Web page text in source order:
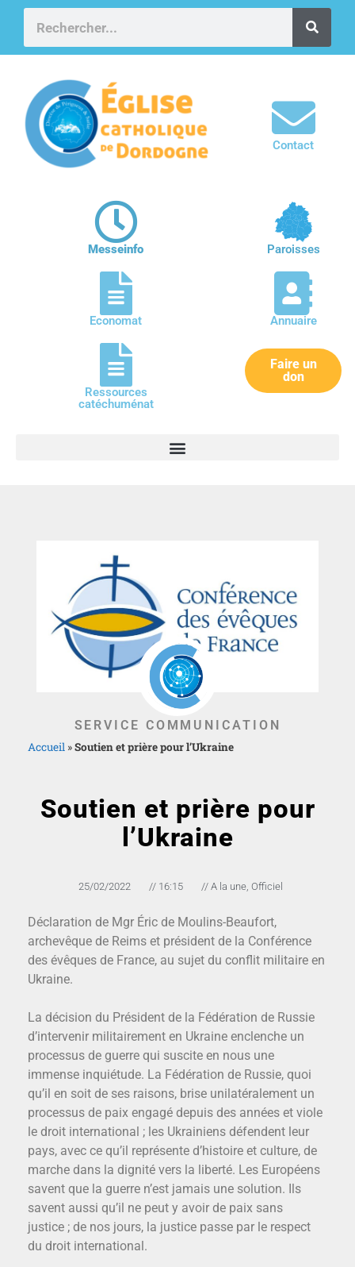
Contact
Messeinfo Paroisses
Economat Annuaire
Ressources
catéchuménat
Faire un
don
SERVICE COMMUNICATION
Accueil »Soutien et prière pour l’Ukraine
Soutien et prière pour
l’Ukraine
25/02/2022 // 16:15 // A la une, Officiel
Déclaration de Mgr Éric de Moulins-Beaufort,
archevêque de Reims et président de la Conférence
des évêques de France, au sujet du conflit militaire en
Ukraine.
La décision du Président de la Fédération de Russie
d’intervenir militairement en Ukraine enclenche un
processus de guerre qui suscite en nous une
immense inquiétude. La Fédération de Russie, quoi
qu’il en soit de ses raisons, brise unilatéralement un
processus de paix engagé depuis des années et viole
le droit international ; les Ukrainiens défendent leur
pays, avec ce qu’il représente d’histoire et culture, de
marche dans la dignité vers la liberté. Les Européens
savent que la guerre n’est jamais une solution. Ils
savent aussi qu’il ne peut y avoir de paix sans
justice ; de nos jours, la justice passe par le respect
du droit international.